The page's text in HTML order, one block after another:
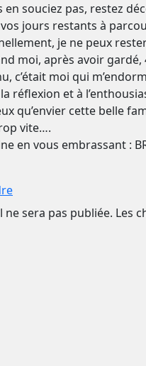
en souciez pas, restez
jours restants à
je ne peux
moi, après avoir
c’était moi qui
réflexion et à
qu’envier cette belle
vite….
en vous embrassant :
sera pas publiée. Les